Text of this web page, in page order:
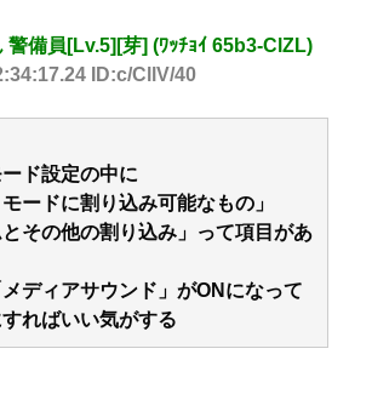
警備員[Lv.5][芽] (ﾜｯﾁｮｲ 65b3-ClZL)
ID:c/CllV/40
ド設定の中に
モードに割り込み可能なもの」
その他の割り込み」って項目があ
ディアサウンド」がONになって
ればいい気がする